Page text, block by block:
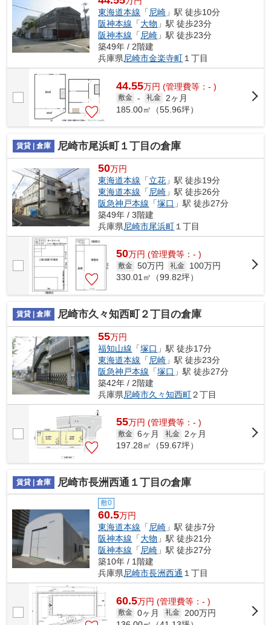
東海道本線 「 尼崎 」駅 徒歩10分
阪神本線 「大物 」駅 徒歩23分
阪神本線 「 尼崎 」駅 徒歩23分
築49年 / 2階建
兵庫県尼崎市金楽寺町 １丁目
44.55万円 (管理費等：- )
敷金 - 礼金
2ヶ月
185.00㎡（55.96坪）
賃貸 | 倉庫 尼崎市尾浜町１丁目の倉庫
50万円
東海道本線 「立花 」駅 徒歩19分
東海道本線 「 尼崎 」駅 徒歩26分
阪急神戸本線 「塚口 」駅 徒歩27分
築49年 / 3階建
兵庫県尼崎市尾浜町 １丁目
50万円 (管理費等：- )
敷金 50万円 礼金
100万円
330.01㎡（99.82坪）
賃貸 | 倉庫 尼崎市久々知西町２丁目の倉庫
55万円
福知山線 「塚口 」駅 徒歩17分
東海道本線 「 尼崎 」駅 徒歩23分
阪急神戸本線 「塚口 」駅 徒歩27分
築42年 / 2階建
兵庫県尼崎市久々知西町２丁目
55万円 (管理費等：- )
敷金 6ヶ月 礼金
2ヶ月
197.28㎡（59.67坪）
賃貸 | 倉庫 尼崎市長洲西通１丁目の倉庫
敷0
60.5万円
東海道本線 「尼崎 」駅 徒歩7分
阪神本線 「大物 」駅 徒歩21分
阪神本線 「尼崎 」駅 徒歩27分
築10年 / 1階建
兵庫県尼崎市長洲西通 １丁目
60.5万円 (管理費等：- )
敷金 0ヶ月 礼金
200万円